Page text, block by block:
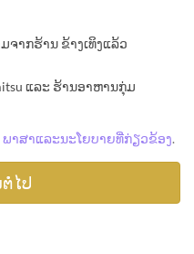
ຈາກຮ້ານ ຂ້າງເທິງແລ້ວ
ແລະ ຮ້ານອາຫານກຸ່ມ
ພາສາແລະນະໂຍບາຍທີ່ກ່ຽວຂ້ອງ.